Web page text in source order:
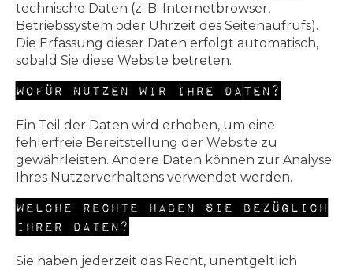
technische Daten (z. B. Internetbrowser,
Betriebssystem oder Uhrzeit des Seitenaufrufs).
Die Erfassung dieser Daten erfolgt automatisch,
sobald Sie diese Website betreten.
Wofür nutzen wir Ihre Daten?
Ein Teil der Daten wird erhoben, um eine
fehlerfreie Bereitstellung der Website zu
gewährleisten. Andere Daten können zur Analyse
Ihres Nutzerverhaltens verwendet werden.
Welche Rechte haben Sie bezüglich
Ihrer Daten?
Sie haben jederzeit das Recht, unentgeltlich